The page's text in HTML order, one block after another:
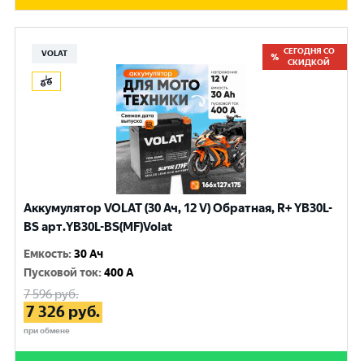
VOLAT
СЕГОДНЯ СО
СКИДКОЙ
Аккумулятор VOLAT (30 Ач, 12 V) Обратная, R+ YB30L-
BS арт.YB30L-BS(MF)Volat
Емкость:30 Ач
Пусковой ток:400 A
7 596руб.
7 326 руб.
при обмене